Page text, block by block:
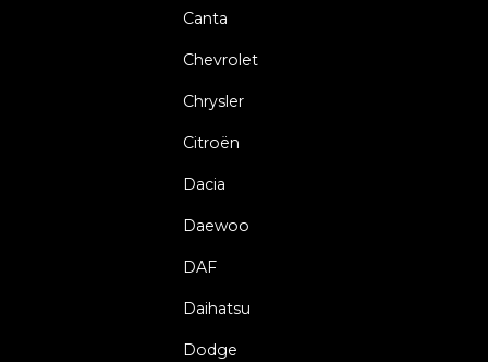
Canta
Chevrolet
Chrysler
Citroën
Dacia
Daewoo
DAF
Daihatsu
Dodge